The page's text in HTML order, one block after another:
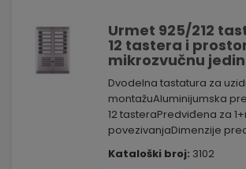
Urmet 925/212
12 tastera i
mikrozvučnu
Dvodelna tastatura za
montažuAluminijumska
12 tasteraPredviđena za
povezivanjaDimenzije
Kataloški broj: 3102